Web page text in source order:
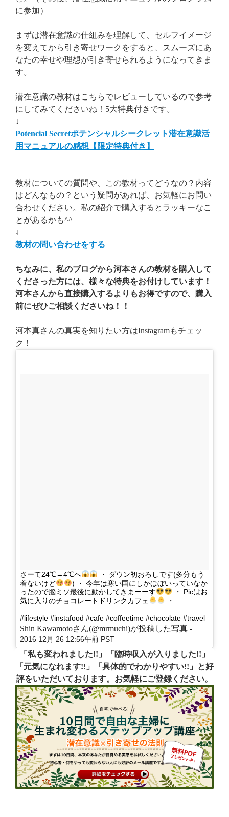
に参加）
まずは潜在意識の仕組みを理解して、セルフイメージ
を変えてから引き寄せワークをすると、スムーズにあ
なたの幸せや理想が引き寄せられるようになってきま
す。
潜在意識の教材はこちらでレビューしているので参考
にしてみてくださいね！5大特典付きです。
↓
Potencial Secretポテンシャルシークレット潜在意識活
用マニュアルの感想【限定特典付き】
教材についての質問や、この教材ってどうなの？内容
はどんなもの？という疑問があれば、お気軽にお問い
合わせください。私の紹介で購入するとラッキーなこ
とがあるかも^^
↓
教材の問い合わせをする
ちなみに、私のブログから河本さんの教材を購入して
くださった方には、様々な特典をお付けしています！
河本さんから直接購入するよりもお得ですので、購入
前にぜひご相談くださいね！！
河本真さんの真実を知りたい方はInstagramもチェッ
ク！
さーて24℃→4℃へ
・ ダウン初おろしです(多分もう
着ないけど
) ・ 今年は寒い国にしかほぼいっていなか
ったので脳ミソ最後に動かしてきまーーす
・ Picはお
気に入りのチョコレートドリンクカフェ
・
#lifestyle #instafood #cafe #coffeetime #chocolate #travel
Shin Kawamotoさん(@mrmuchi)が投稿した写真 -
2016 12月 26 12:56午前 PST
「私も変われました!!」「臨時収入が入りました!!」
「元気になれます!!」「具体的でわかりやすい!!」と好
評をいただいております。お気軽にご登録ください。